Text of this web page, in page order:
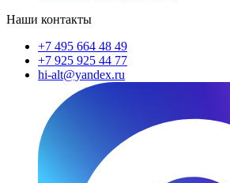
Наши контакты
+7 495 664 48 49
+7 925 925 44 77
hi-alt@yandex.ru